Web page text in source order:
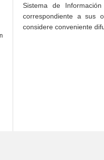
Sistema de
correspondiente a sus
considere conveniente